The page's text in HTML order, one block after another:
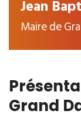
Jean
Maire de
Grand